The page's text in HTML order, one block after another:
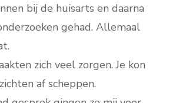
bij de huisarts en daarna
gehad. Allemaal
zich veel zorgen. Je kon
af scheppen.